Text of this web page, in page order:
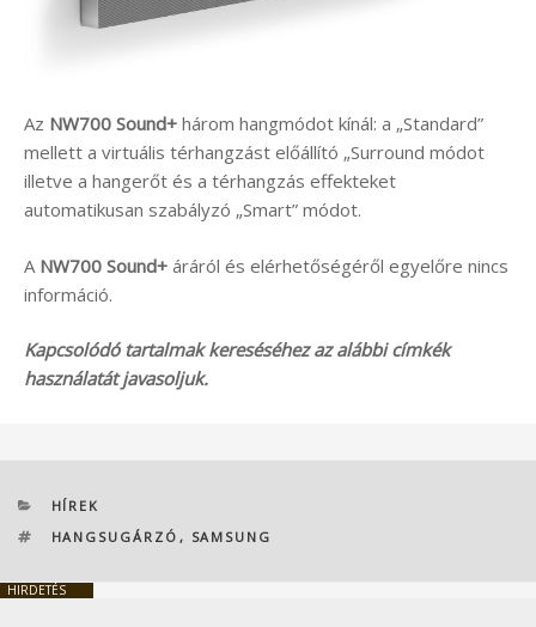
Az NW700 Sound+ három hangmódot kínál: a „Standard”
mellett a virtuális térhangzást előállító „Surround módot
illetve a hangerőt és a térhangzás effekteket
automatikusan szabályzó „Smart” módot.
A NW700 Sound+ áráról és elérhetőségéről egyelőre nincs
információ.
Kapcsolódó tartalmak kereséséhez az alábbi címkék
használatát javasoljuk.
KATEGÓRIÁK
HÍREK
CÍMKÉK
HANGSUGÁRZÓ , SAMSUNG
HIRDETÉS